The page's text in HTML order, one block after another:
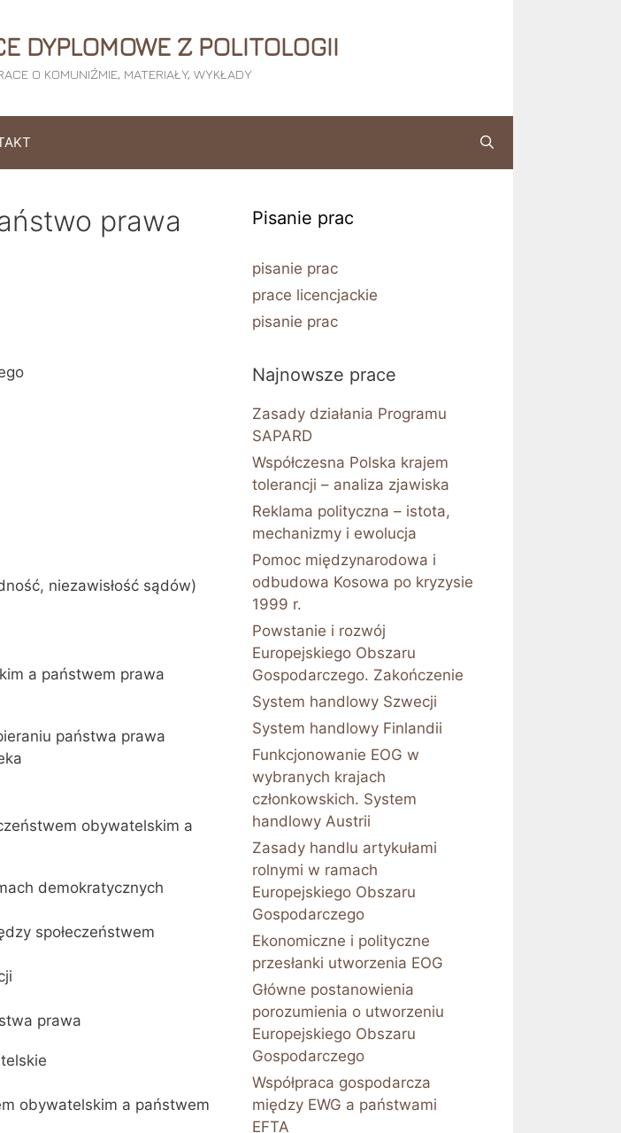
DYPLOMOWE Z POLITOLOGII
O KOMUNIŹMIE, MATERIAŁY, WYKŁADY
prawa
niezawisłość sądów)
a państwem prawa
państwa prawa
obywatelskim a
demokratycznych
społeczeństwem
prawa
obywatelskim a państwem
Pisanie prac
pisanie prac
prace licencjackie
pisanie prac
Najnowsze prace
Zasady działania Programu
SAPARD
Współczesna Polska krajem
tolerancji – analiza zjawiska
Reklama polityczna – istota,
mechanizmy i ewolucja
Pomoc międzynarodowa i
odbudowa Kosowa po kryzysie
1999 r.
Powstanie i rozwój
Europejskiego Obszaru
Gospodarczego. Zakończenie
System handlowy Szwecji
System handlowy Finlandii
Funkcjonowanie EOG w
wybranych krajach
członkowskich. System
handlowy Austrii
Zasady handlu artykułami
rolnymi w ramach
Europejskiego Obszaru
Gospodarczego
Ekonomiczne i polityczne
przesłanki utworzenia EOG
Główne postanowienia
porozumienia o utworzeniu
Europejskiego Obszaru
Gospodarczego
Współpraca gospodarcza
między EWG a państwami
EFTA